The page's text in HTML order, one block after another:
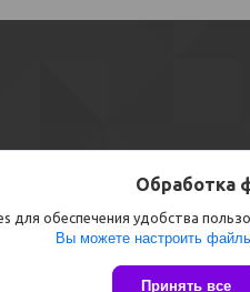
Сайт создан на
Обработка
обеспечения удобства
Вы можете настроить
Принять все